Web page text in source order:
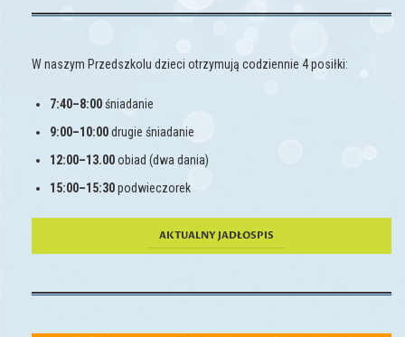
W naszym Przedszkolu dzieci otrzymują codziennie 4 posiłki:
7:40–8:00śniadanie
9:00–10:00drugie śniadanie
12:00–13.00obiad (dwa dania)
15:00–15:30podwieczorek
AKTUALNY JADŁOSPIS